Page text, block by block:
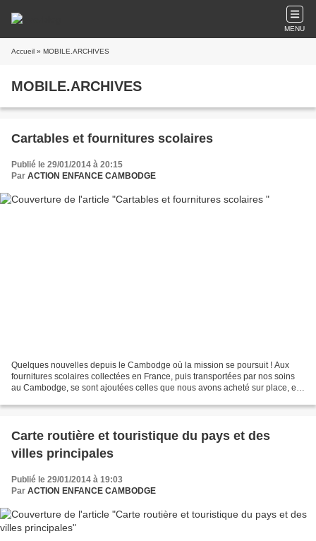
MENU
Accueil » MOBILE.ARCHIVES
MOBILE.ARCHIVES
Cartables et fournitures scolaires
Publié le 29/01/2014 à 20:15
Par ACTION ENFANCE CAMBODGE
Quelques nouvelles depuis le Cambodge où la mission se poursuit ! Aux
fournitures scolaires collectées en France, puis transportées par nos soins
au Cambodge, se sont ajoutées celles que nous avons acheté sur place, en
Carte routière et touristique du pays et des
villes principales
Publié le 29/01/2014 à 19:03
Par ACTION ENFANCE CAMBODGE